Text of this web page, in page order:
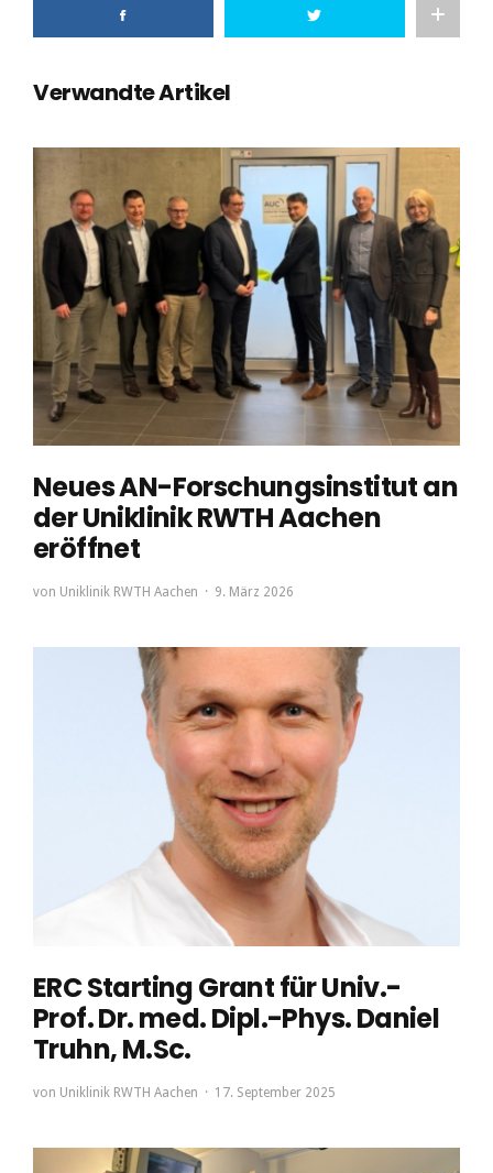
Verwandte Artikel
Neues AN-Forschungsinstitut an
der Uniklinik RWTH Aachen
eröffnet
von Uniklinik RWTH Aachen 9. März 2026
ERC Starting Grant für Univ.-
Prof. Dr. med. Dipl.-Phys. Daniel
Truhn, M.Sc.
von Uniklinik RWTH Aachen 17. September 2025